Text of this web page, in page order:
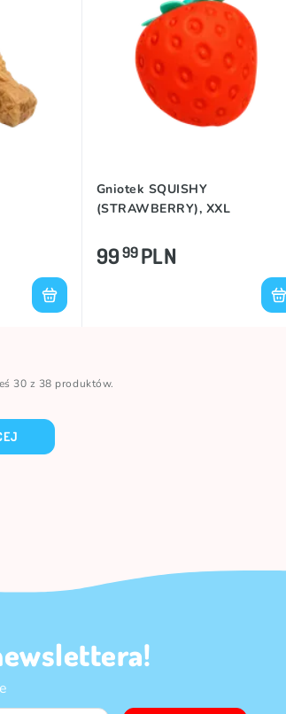
Gniotek SQUISHY
(STRAWBERRY), XXL
9999PLN
30 z 38 produktów.